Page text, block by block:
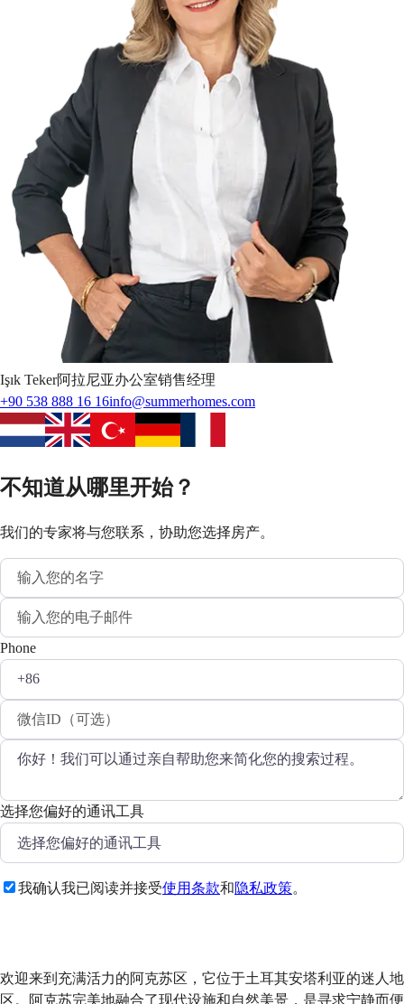
Işık Teker阿拉尼亚办公室销售经理
+90 538 888 16 16info@summerhomes.com
不知道从哪里开始？
我们的专家将与您联系，协助您选择房产。
Phone
选择您偏好的通讯工具
我确认我已阅读并接受使用条款和隐私政策。
欢迎来到充满活力的阿克苏区，它位于土耳其安塔利亚的迷人地
区。阿克苏完美地融合了现代设施和自然美景，是寻求宁静而便